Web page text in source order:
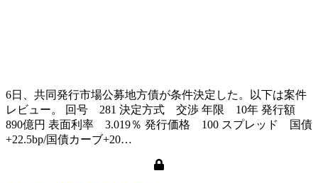
6日、共同発行市場公募地方債が条件決定した。以下は案件
レビュー。 回号 281 決定方式 交渉 年限 10年 発行額
890億円 表面利率 3.019％ 発行価格 100 スプレッド 国債
+22.5bp/国債カーブ+20…